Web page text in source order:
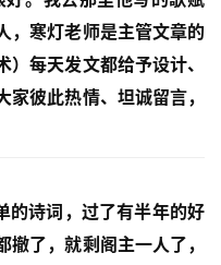
，寒灯老师是主管文章的
每天发文都给予设计、
彼此热情、坦诚留言，
诗词，过了有半年的好
了，就剩阁主一人了，